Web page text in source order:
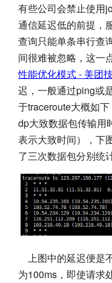
有些公司会禁止使用
通信延迟低的前提，
查询只能单条串行查
间很难被忽略，这一
性能优化模式 - 美团
迟，一般通过ping或
于traceroute大概如
dp大致数据包传输用
表示大致时间），下
了三次数据包分别统
上图中的延迟便是
为100ms，即使请求